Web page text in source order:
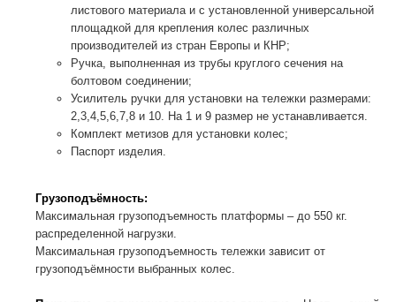
листового материала и с установленной универсальной
площадкой для крепления колес различных
производителей из стран Европы и КНР;
Ручка, выполненная из трубы круглого сечения на
болтовом соединении;
Усилитель ручки для установки на тележки размерами:
2,3,4,5,6,7,8 и 10. На 1 и 9 размер не устанавливается.
Комплект метизов для установки колес;
Паспорт изделия.
Грузоподъёмность:
Максимальная грузоподъемность платформы – до 550 кг.
распределенной нагрузки.
Максимальная грузоподъемность тележки зависит от
грузоподъёмности выбранных колес.